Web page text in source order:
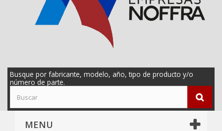
Busque por fabricante, modelo, año, tipo de producto y/o
número de parte.
MENU